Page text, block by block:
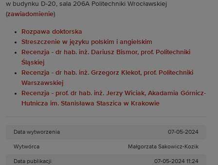
w budynku D-20, sala 206A Politechniki Wrocławskiej
(zawiadomienie)
Rozpawa doktorska
Streszczenie w języku polskim i angielskim
Recenzja - dr hab. inż. Dariusz Bismor, prof. Politechniki
Śląskiej
Recenzja - dr hab. inż. Grzegorz Klekot, prof. Politechniki
Warszawskiej
Recenzja - prof. dr hab. inż. Jerzy Wiciak, Akadamia Górnicz-
Hutnicza im. Stanisława Staszica w Krakowie
Data wytworzenia 07-05-2024
Wytwórca Małgorzata Sakowicz-Kozik
Data publikacji 07-05-2024 11:24